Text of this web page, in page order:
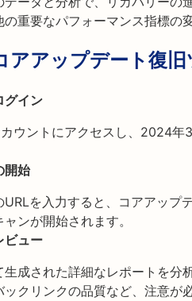
の重要なパフォーマンス指標の
アップデート復旧
イン
ウントにアクセスし、2024年
開始
URLを入力すると、コアアップ
ンが開始されます。
ビュー
生成された詳細なレポートを分
ックリンクの品質など、注意が